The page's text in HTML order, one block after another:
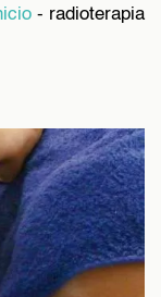
- radioterapia